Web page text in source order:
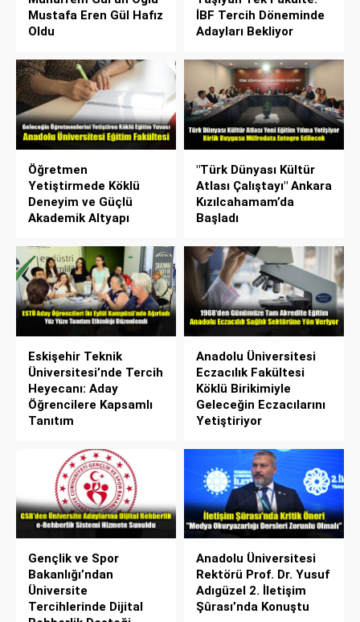
Mustafa Eren Gül Hafız
Oldu
İBF Tercih Döneminde
Adayları Bekliyor
Öğretmen
Yetiştirmede Köklü
Deneyim ve Güçlü
Akademik Altyapı
"Türk Dünyası Kültür
Atlası Çalıştayı" Ankara
Kızılcahamam’da
Başladı
Eskişehir Teknik
Üniversitesi’nde Tercih
Heyecanı: Aday
Öğrencilere Kapsamlı
Tanıtım
Anadolu Üniversitesi
Eczacılık Fakültesi
Köklü Birikimiyle
Geleceğin Eczacılarını
Yetiştiriyor
Gençlik ve Spor
Bakanlığı’ndan
Üniversite
Tercihlerinde Dijital
Anadolu Üniversitesi
Rektörü Prof. Dr. Yusuf
Adıgüzel 2. İletişim
Şûrası’nda Konuştu